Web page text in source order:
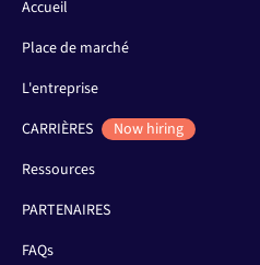
Accueil
Place de marché
L'entreprise
CARRIÈRES
Now hiring
Ressources
PARTENAIRES
FAQs